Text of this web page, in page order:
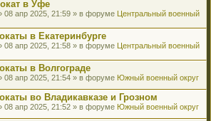
в Уфе
08 апр 2025, 21:59 » в форуме Центральный военный
в Екатеринбурге
08 апр 2025, 21:58 » в форуме Центральный военный
в Волгограде
08 апр 2025, 21:54 » в форуме Южный военный округ
во Владикавказе и Грозном
08 апр 2025, 21:52 » в форуме Южный военный округ